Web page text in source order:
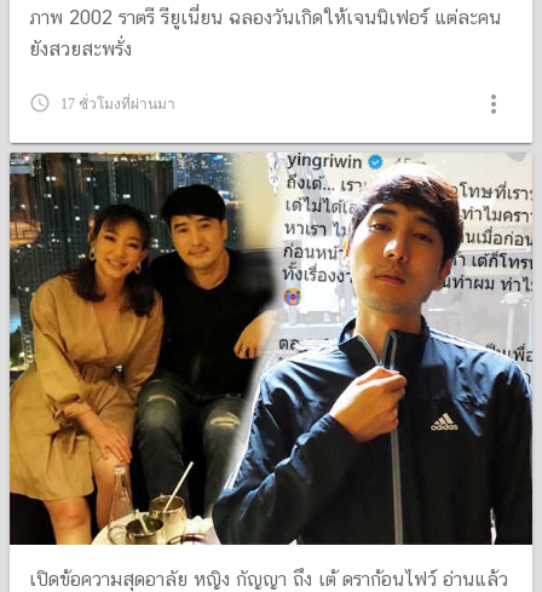
ภาพ 2002 ราตรี รียูเนี่ยน ฉลองวันเกิดให้เจนนิเฟอร์ แต่ละคน
ยังสวยสะพรั่ง
query_builder 17 ชั่วโมงที่ผ่านมา more_vert
เปิดข้อความสุดอาลัย หญิง กัญญา ถึง เต้ ดราก้อนไฟว์ อ่านแล้ว